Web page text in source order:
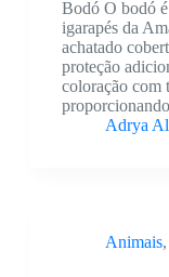
Bodó O bodó
igarapés da
achatado
proteção
coloração com
Adrya
Animais,